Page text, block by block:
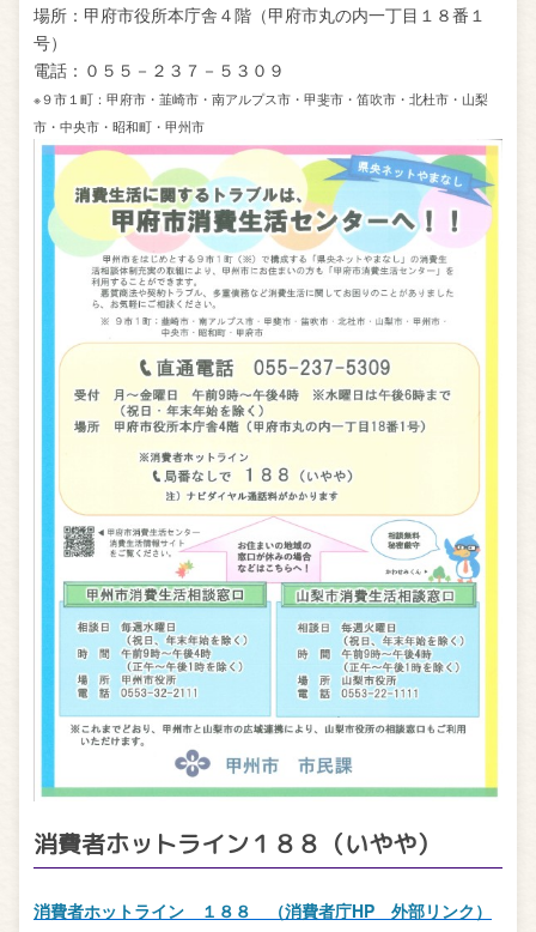
場所：甲府市役所本庁舎４階（甲府市丸の内一丁目１８番１
号）
電話：０５５－２３７－５３０９
※９市１町：甲府市・韮崎市・南アルプス市・甲斐市・笛吹市・北杜市・山梨
市・中央市・昭和町・甲州市
消費者ホットライン１８８（いやや）
消費者ホットライン １８８ （消費者庁HP 外部リンク）